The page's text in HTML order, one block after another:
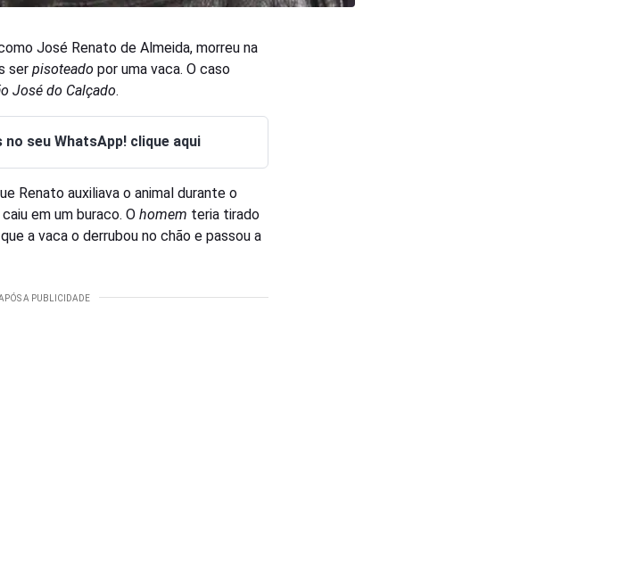
José Renato de Almeida, morreu na
ser pisoteado por uma vaca. O caso
José do Calçado.
seu WhatsApp! clique aqui
Renato auxiliava o animal durante o
em um buraco. O homem teria tirado
a vaca o derrubou no chão e passou a